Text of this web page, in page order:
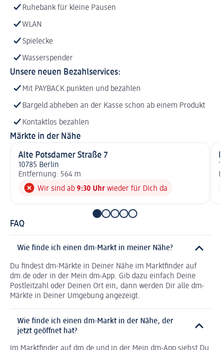
Ruhebank für kleine Pausen
WLAN
Spielecke
Wasserspender
Unsere neuen Bezahlservices:
Mit PAYBACK punkten und bezahlen
Bargeld abheben an der Kasse schon ab einem Produkt
Kontaktlos bezahlen
Märkte in der Nähe
Alte Potsdamer Straße 7
10785 Berlin
Entfernung: 564 m
Wir sind ab 9:30 Uhr wieder für Dich da
FAQ
Wie finde ich einen dm-Markt in meiner Nähe?
Du findest dm-Märkte in Deiner Nähe im Marktfinder auf
dm.de oder in der Mein dm-App. Gib dazu einfach Deine
Postleitzahl oder Deinen Ort ein, dann werden Dir alle dm-
Märkte in Deiner Umgebung angezeigt.
Wie finde ich einen dm-Markt in der Nähe, der
jetzt geöffnet hat?
Im Marktfinder auf dm.de und in der Mein dm-App siehst Du